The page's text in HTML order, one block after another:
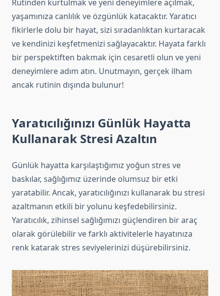
Rutinden kurtulmak ve yeni deneyimlere açılmak,
yaşamınıza canlılık ve özgünlük katacaktır. Yaratıcı
fikirlerle dolu bir hayat, sizi sıradanlıktan kurtaracak
ve kendinizi keşfetmenizi sağlayacaktır. Hayata farklı
bir perspektiften bakmak için cesaretli olun ve yeni
deneyimlere adım atın. Unutmayın, gerçek ilham
ancak rutinin dışında bulunur!
Yaratıcılığınızı Günlük Hayatta
Kullanarak Stresi Azaltın
Günlük hayatta karşılaştığımız yoğun stres ve
baskılar, sağlığımız üzerinde olumsuz bir etki
yaratabilir. Ancak, yaratıcılığınızı kullanarak bu stresi
azaltmanın etkili bir yolunu keşfedebilirsiniz.
Yaratıcılık, zihinsel sağlığımızı güçlendiren bir araç
olarak görülebilir ve farklı aktivitelerle hayatınıza
renk katarak stres seviyelerinizi düşürebilirsiniz.